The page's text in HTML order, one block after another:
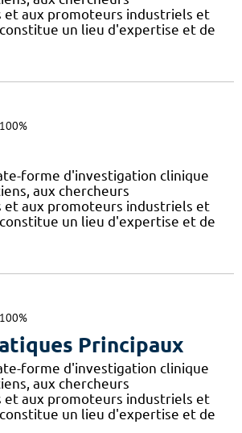
et aux promoteurs industriels et
un lieu d'expertise et de
100%
forme d'investigation clinique
aux chercheurs
et aux promoteurs industriels et
un lieu d'expertise et de
100%
Principaux
forme d'investigation clinique
aux chercheurs
et aux promoteurs industriels et
un lieu d'expertise et de